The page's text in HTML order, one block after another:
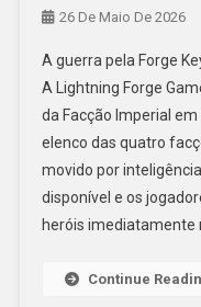
26 De Maio De 2026
A guerra pela Forge
A Lightning Forge
da Facção Imperial
elenco das quatro
movido por
disponível e os
heróis imediatamente
Continue